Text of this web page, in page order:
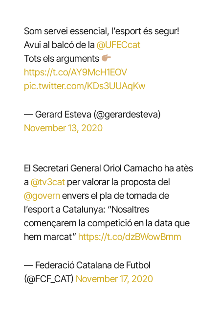
Som servei essencial, l’esport és segur!
Avui al balcó de la @UFECcat
Tots els arguments
https://t.co/AY9McH1EOV
pic.twitter.com/KDs3UUAqKw
— Gerard Esteva (@gerardesteva)
November 13, 2020
El Secretari General Oriol Camacho ha atès
a @tv3catper valorar la proposta del
@governenvers el pla de tornada de
l’esport a Catalunya: “Nosaltres
començarem la competició en la data que
hem marcat” https://t.co/dzBWowBrnm
— Federació Catalana de Futbol
(@FCF_CAT) November 17, 2020